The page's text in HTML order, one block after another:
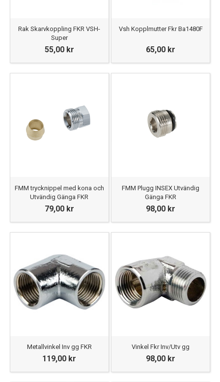
Rak Skarvkoppling FKR VSH-
Super
55,00 kr
Vsh Kopplmutter Fkr Ba1480F
65,00 kr
FMM trycknippel med kona och
Utvändig Gänga FKR
79,00 kr
FMM Plugg INSEX Utvändig
Gänga FKR
98,00 kr
Metallvinkel Inv gg FKR
119,00 kr
Vinkel Fkr Inv/Utv gg
98,00 kr